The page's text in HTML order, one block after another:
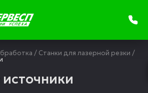
/ Станки для лазерной резки /